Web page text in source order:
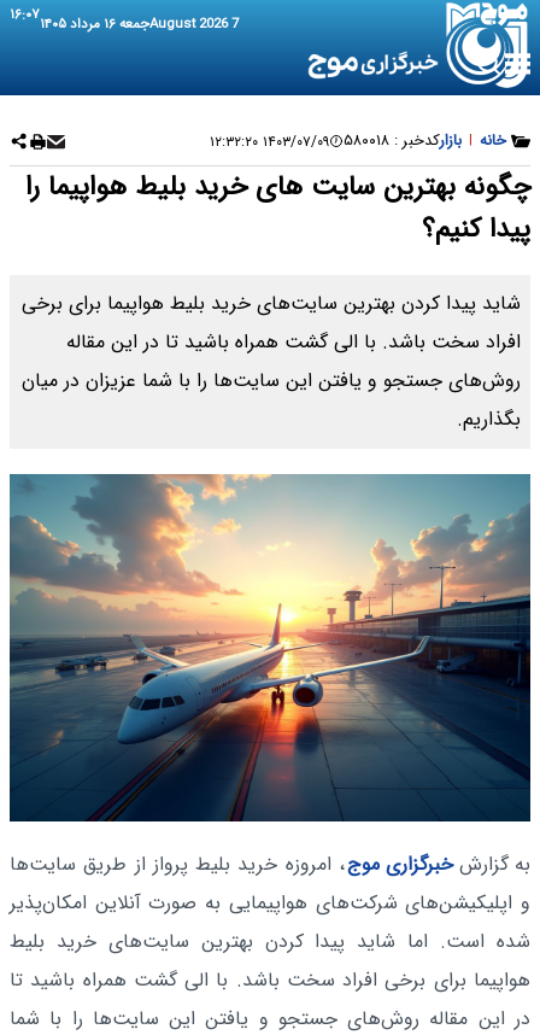
7 August 2026 جمعه ۱۶ مرداد ۱۴۰۵ ۱۶:۰۷
خانه | بازارکدخبر : ۵۸۰۰۱۸ ۱۴۰۳/۰۷/۰۹ ۱۲:۳۲:۲۰
چگونه بهترین سایت‌ های خرید بلیط هواپیما را
پیدا کنیم؟
شاید پیدا کردن بهترین سایت‌های خرید بلیط هواپیما برای برخی
افراد سخت باشد. با الی گشت همراه باشید تا در این مقاله
روش‌های جستجو و یافتن این سایت‌ها را با شما عزیزان در میان
بگذاریم.
به گزارشخبرگزاری موج، امروزه خرید بلیط پرواز از طریق سایت‌ها
و اپلیکیشن‌های شرکت‌های هواپیمایی به صورت آنلاین امکان‌پذیر
شده است. اما شاید پیدا کردن بهترین سایت‌های خرید بلیط
هواپیما برای برخی افراد سخت باشد. با الی گشت همراه باشید تا
در این مقاله روش‌های جستجو و یافتن این سایت‌ها را با شما